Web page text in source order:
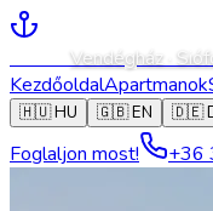
Vendégház ·
KezdőoldalApartmanok
🇭🇺HU 🇬🇧EN 🇩🇪
Foglaljon most! +36